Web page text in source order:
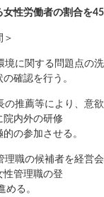
女性労働者の割合を
＞
に関する問題点の
確認を行う。
推薦等により、意
院内外の研修
させる。
職の候補者を経営
性管理職の登
。